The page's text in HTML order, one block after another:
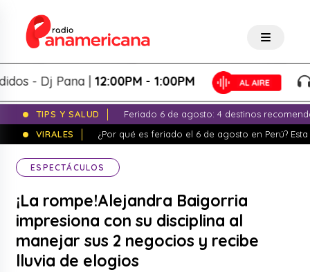
- Dj Pana |12:00PM - 1:00PM
TIPS Y SALUD
Feriado 6 de agosto: 4 destinos
VIRALES
¿Por qué es feriado el 6 de agosto en Perú?
ESPECTÁCULOS
¡La rompe!Alejandra Baigorria
impresiona con su disciplina al
manejar sus 2 negocios y recibe
lluvia de elogios